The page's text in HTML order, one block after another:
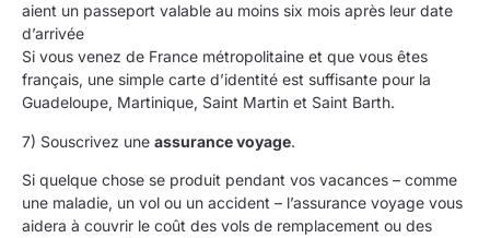
aient un passeport valable au moins six mois après leur date
d’arrivée
Si vous venez de France métropolitaine et que vous êtes
français, une simple carte d’identité est suffisante pour la
Guadeloupe, Martinique, Saint Martin et Saint Barth.
7) Souscrivez une assurance voyage.
Si quelque chose se produit pendant vos vacances – comme
une maladie, un vol ou un accident – l’assurance voyage vous
aidera à couvrir le coût des vols de remplacement ou des